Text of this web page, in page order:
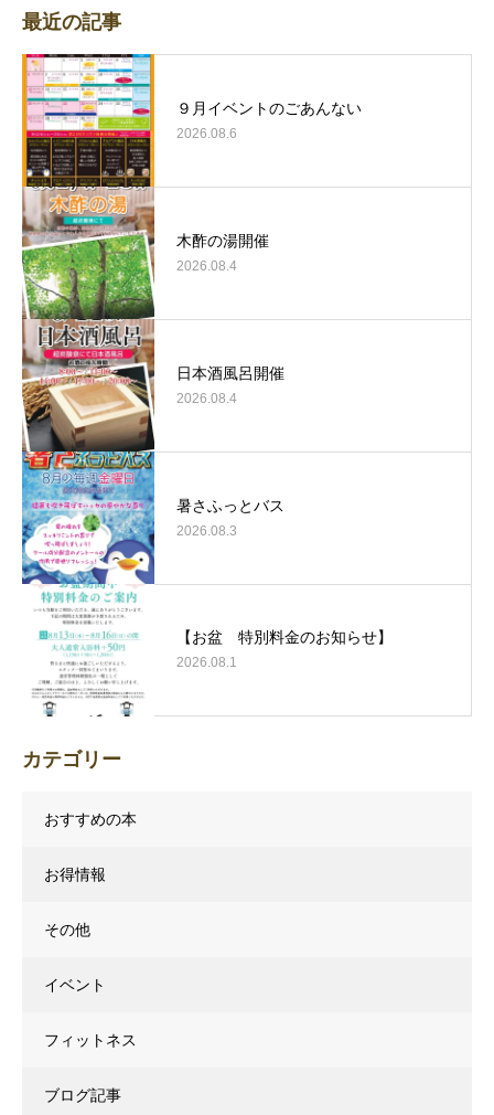
最近の記事
９月イベントのごあんない
2026.08.6
木酢の湯開催
2026.08.4
日本酒風呂開催
2026.08.4
暑さふっとバス
2026.08.3
【お盆 特別料金のお知らせ】
2026.08.1
カテゴリー
おすすめの本
お得情報
その他
イベント
フィットネス
ブログ記事